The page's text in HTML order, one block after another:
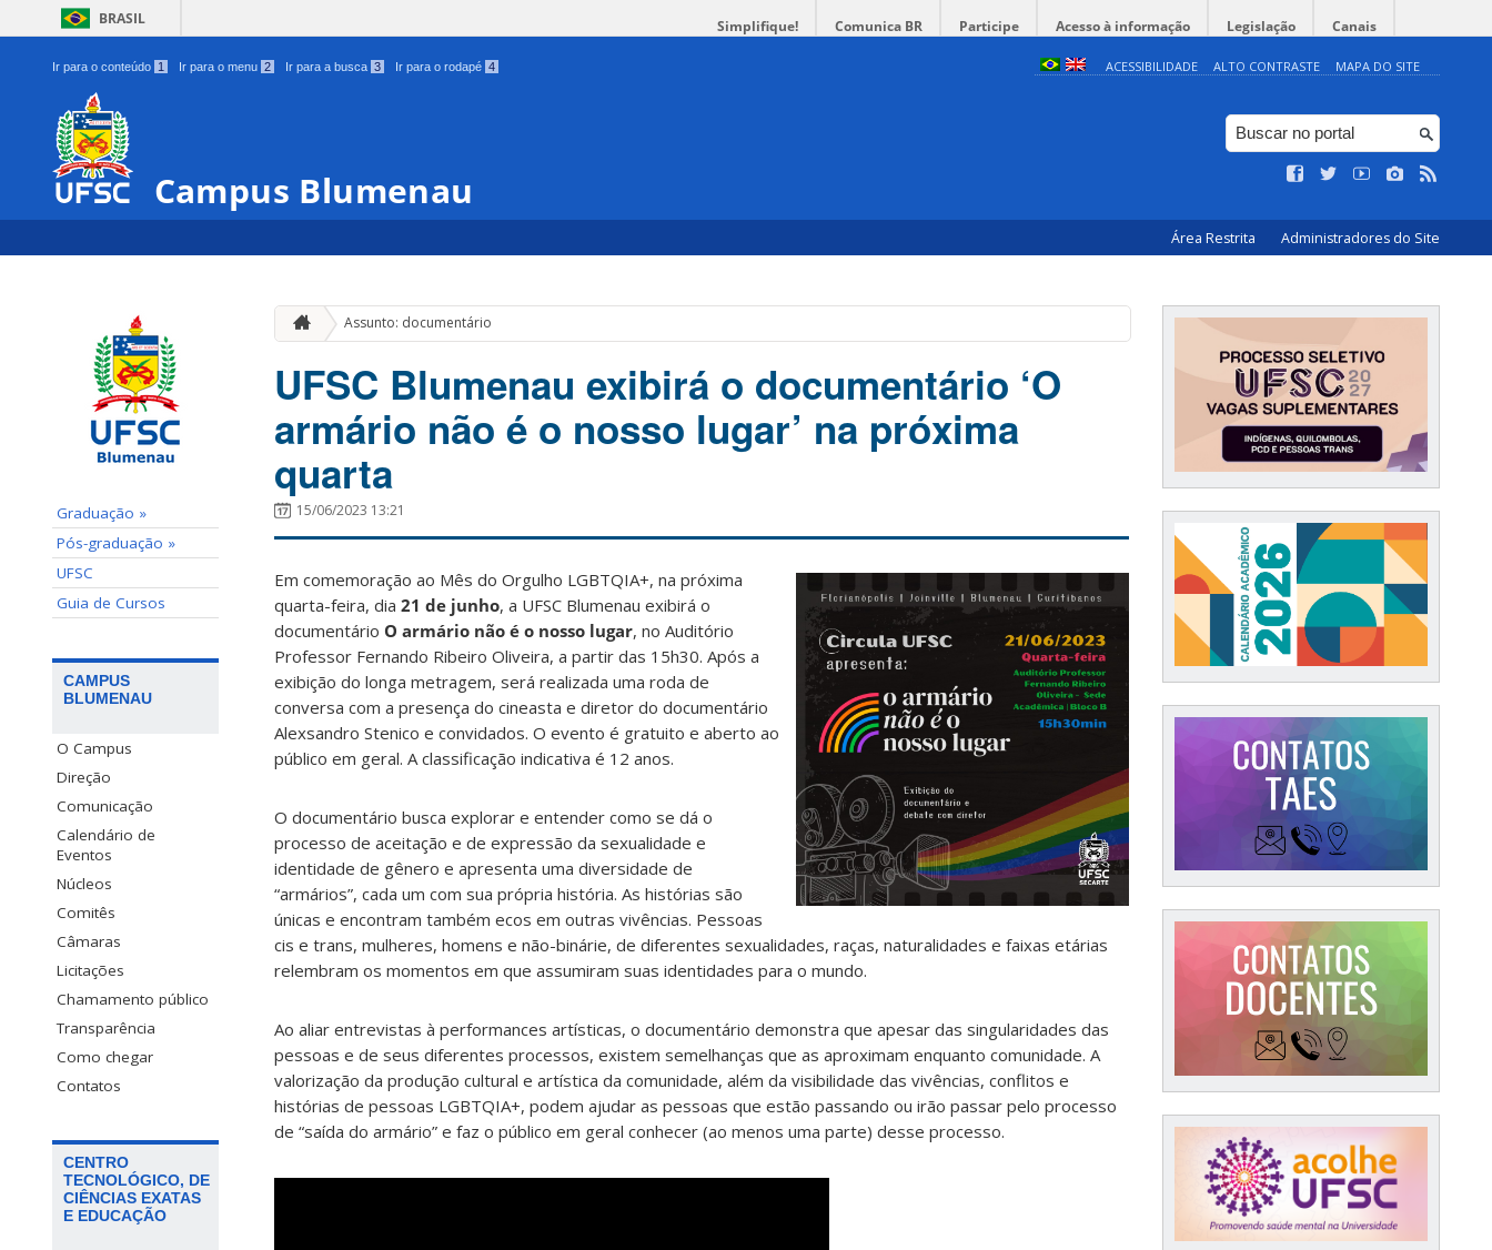
BRASIL Simplifique! Comunica BR Participe Acesso à informação Legislação Canais
Ir para o conteúdo 1 Ir para o menu 2 Ir para a busca 3 Ir para o rodapé 4 ACESSIBILIDADE ALTO CONTRASTE MAPA DO SITE
Campus Blumenau
Área Restrita Administradores do Site
Graduação »
Pós-graduação »
UFSC
Guia de Cursos
CAMPUS
BLUMENAU
O Campus
Direção
Comunicação
Calendário de
Eventos
Núcleos
Comitês
Câmaras
Licitações
Chamamento público
Transparência
Como chegar
Contatos
CENTRO
TECNOLÓGICO, DE
CIÊNCIAS EXATAS
E EDUCAÇÃO
Assunto: documentário
UFSC Blumenau exibirá o documentário ‘O
armário não é o nosso lugar’ na próxima
quarta
15/06/2023 13:21
Em comemoração ao Mês do Orgulho LGBTQIA+, na próxima
quarta-feira, dia 21 de junho, a UFSC Blumenau exibirá o
documentário O armário não é o nosso lugar, no Auditório
Professor Fernando Ribeiro Oliveira, a partir das 15h30. Após a
exibição do longa metragem, será realizada uma roda de
conversa com a presença do cineasta e diretor do documentário
Alexsandro Stenico e convidados. O evento é gratuito e aberto ao
público em geral. A classificação indicativa é 12 anos.
O documentário busca explorar e entender como se dá o
processo de aceitação e de expressão da sexualidade e
identidade de gênero e apresenta uma diversidade de
“armários”, cada um com sua própria história. As histórias são
únicas e encontram também ecos em outras vivências. Pessoas
cis e trans, mulheres, homens e não-binárie, de diferentes sexualidades, raças, naturalidades e faixas etárias
relembram os momentos em que assumiram suas identidades para o mundo.
Ao aliar entrevistas à performances artísticas, o documentário demonstra que apesar das singularidades das
pessoas e de seus diferentes processos, existem semelhanças que as aproximam enquanto comunidade. A
valorização da produção cultural e artística da comunidade, além da visibilidade das vivências, conflitos e
histórias de pessoas LGBTQIA+, podem ajudar as pessoas que estão passando ou irão passar pelo processo
de “saída do armário” e faz o público em geral conhecer (ao menos uma parte) desse processo.